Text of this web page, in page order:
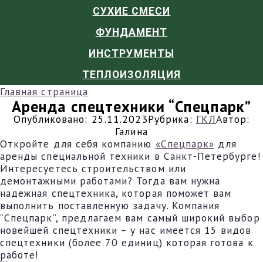
СУХИЕ СМЕСИ
ФУНДАМЕНТ
ИНСТРУМЕНТЫ
ТЕПЛОИЗОЛЯЦИЯ
Главная страница
Аренда спецтехники “Спецпарк”
Опубликовано: 25.11.2023Рубрика: ГКЛАвтор:
Галина
Откройте для себя компанию «Спецпарк» для
аренды специальной техники в Санкт-Петербурге!
Интересуетесь строительством или
демонтажными работами? Тогда вам нужна
надежная спецтехника, которая поможет вам
выполнить поставленную задачу. Компания
“Спецпарк”, предлагаем вам самый широкий выбор
новейшей спецтехники – у нас имеется 15 видов
спецтехники (более 70 единиц) которая готова к
работе!